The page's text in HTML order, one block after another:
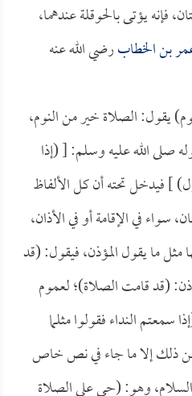
فإنه يؤتى بالحوقلة عندهما،
بن الخطابرضي الله عنه
يقول: الصلاة خير من النوم،
صلى الله عليه وسلم: [ (إذا
] فيدخل تحته أن كل الألفاظ
سواء في الإقامة أو في الأذان،
مثل ما يقول المؤذن، فيقول: (قد
(قد قامت الصلاة)؛ لعموم
سمعتم النداء فقولوا مثلما
ذلك إلا ما جاء في نص خاص
وهو: (حي على الصلاة